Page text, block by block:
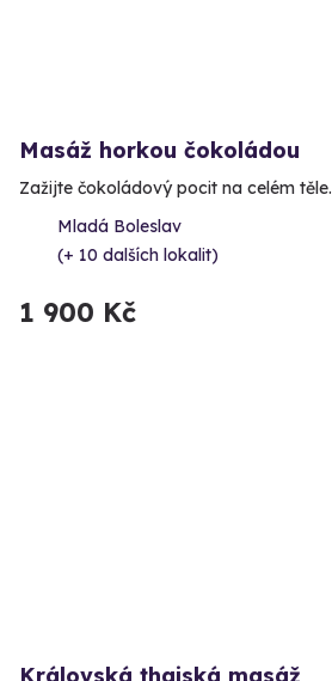
Masáž horkou čokoládou
Zažijte čokoládový pocit na celém těle.
Mladá Boleslav
(+ 10 dalších lokalit)
1 900 Kč